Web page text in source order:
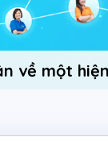
về một